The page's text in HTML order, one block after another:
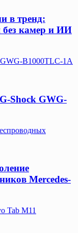
в тренд:
камер и ИИ
B1000TLC-1A
Shock GWG-
Mercedes-
Tab M11